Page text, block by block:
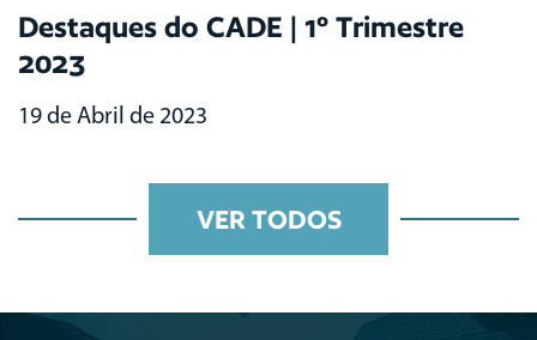
Destaques do CADE | 1º Trimestre
2023
19 de Abril de 2023
VER TODOS